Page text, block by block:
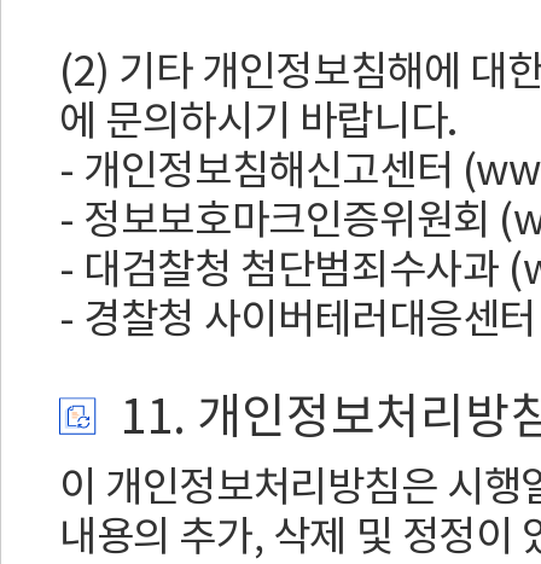
(2) 기타 개인정보침해에 대
에 문의하시기 바랍니다.
- 개인정보침해신고센터
- 정보보호마크인증위원
- 대검찰청 첨단범죄수사
- 경찰청 사이버테러대응
11. 개인정보처리방
이 개인정보처리방침은 시
내용의 추가, 삭제 및 정정이